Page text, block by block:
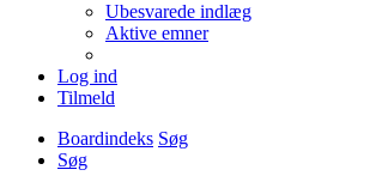
Ubesvarede indlæg
Aktive emner
Log ind
Tilmeld
Boardindeks Søg
Søg